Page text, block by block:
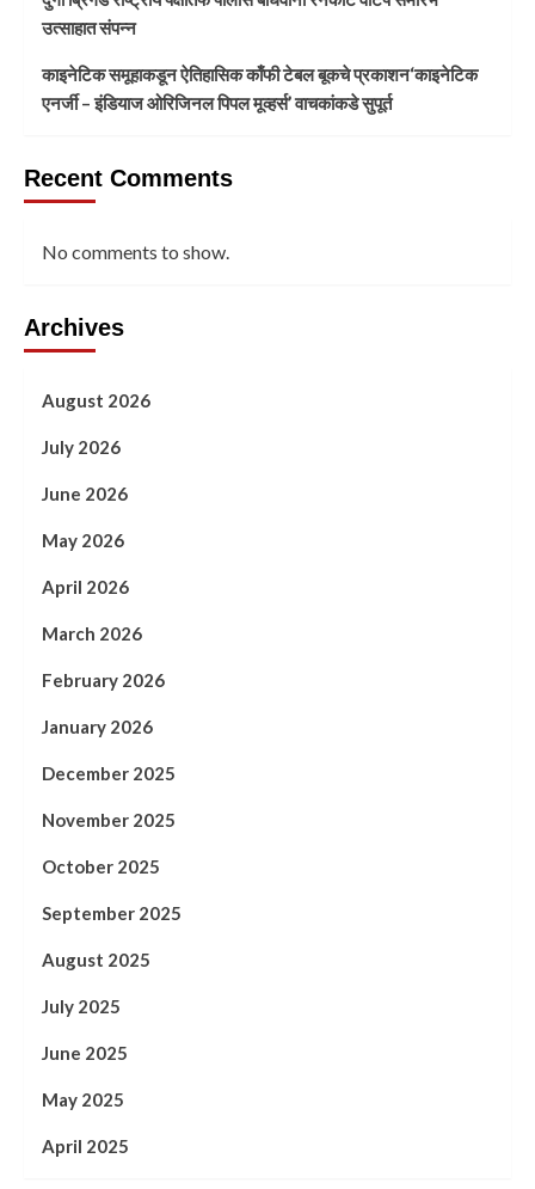
उत्साहात संपन्न
काइनेटिक समूहाकडून ऐतिहासिक काँफी टेबल बूकचे प्रकाशन‘काइनेटिक
एनर्जी – इंडियाज ओरिजिनल पिपल मूव्हर्स’ वाचकांकडे सुपूर्त
Recent Comments
No comments to show.
Archives
August 2026
July 2026
June 2026
May 2026
April 2026
March 2026
February 2026
January 2026
December 2025
November 2025
October 2025
September 2025
August 2025
July 2025
June 2025
May 2025
April 2025